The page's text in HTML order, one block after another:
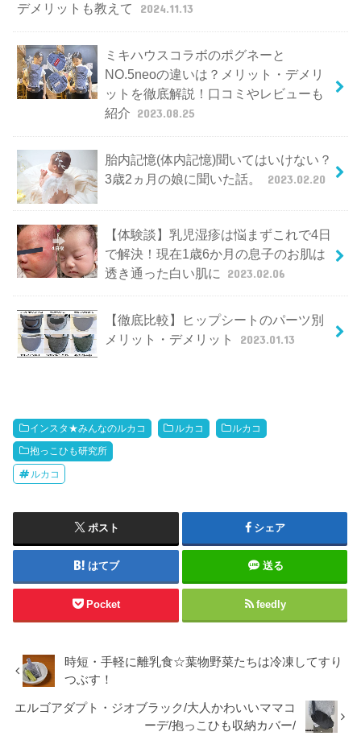
デメリットも教えて
2024.11.13
ミキハウスコラボのポグネーと
NO.5neoの違いは？メリット・デメリ
ットを徹底解説！口コミやレビューも
紹介 2023.08.25
胎内記憶(体内記憶)聞いてはいけない？
3歳2ヵ月の娘に聞いた話。
2023.02.20
【体験談】乳児湿疹は悩まずこれで4日
で解決！現在1歳6か月の息子のお肌は
透き通った白い肌に
2023.02.06
【徹底比較】ヒップシートのパーツ別
メリット・デメリット
2023.01.13
インスタ★みんなのルカコ ルカコ ルカコ
抱っこひも研究所
ルカコ
ポスト シェア
はてブ 送る
Pocket feedly
時短・手軽に離乳食☆葉物野菜たちは冷凍してすり
つぶす！
エルゴアダプト・ジオブラック/大人かわいいママコ
ーデ/抱っこひも収納カバー/